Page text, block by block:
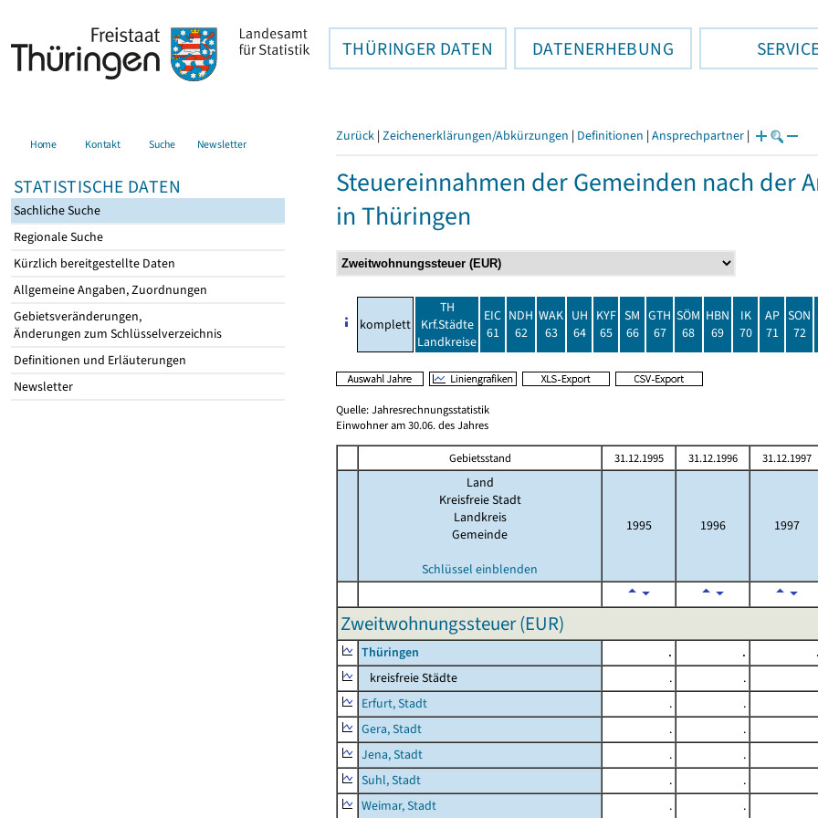
THÜRINGER DATEN DATENERHEBUNG
Home Kontakt Suche Newsletter
STATISTISCHE DATEN
Sachliche Suche
Regionale Suche
Kürzlich bereitgestellte Daten
Allgemeine Angaben, Zuordnungen
Gebietsveränderungen,
Änderungen zum Schlüsselverzeichnis
Definitionen und Erläuterungen
Newsletter
Zurück | Zeichenerklärungen/Abkürzungen | Definitionen | Ansprechpartner |
Steuereinnahmen der Gemeinden nach der
in Thüringen
komplett
TH
Krf.Städte
Landkreise
EIC
61
NDH
62
WAK
63
UH
64
KYF
65
SM
66
GTH
67
SÖM
68
HBN
69
IK
70
AP
71
SON
72
Quelle: Jahresrechnungsstatistik
Einwohner am 30.06. des Jahres
Gebietsstand 31.12.1995 31.12.1996 31.12.1997
Land
Kreisfreie Stadt
Landkreis
Gemeinde
Schlüssel einblenden
1995 1996 1997
Zweitwohnungssteuer (EUR)
Thüringen . . .
kreisfreie Städte
. .
Erfurt, Stadt
. .
Gera, Stadt
. .
Jena, Stadt
. .
Suhl, Stadt
. .
Weimar, Stadt
. .